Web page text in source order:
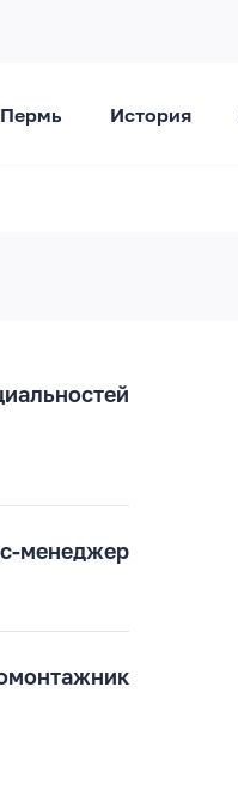
Пермь История